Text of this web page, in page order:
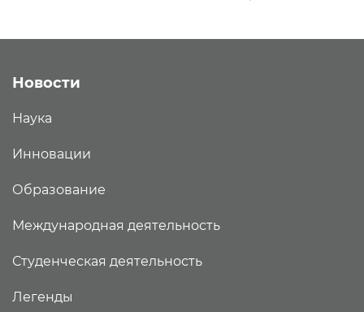
Новости
Наука
Инновации
Образование
Международная деятельность
Студенческая деятельность
Легенды